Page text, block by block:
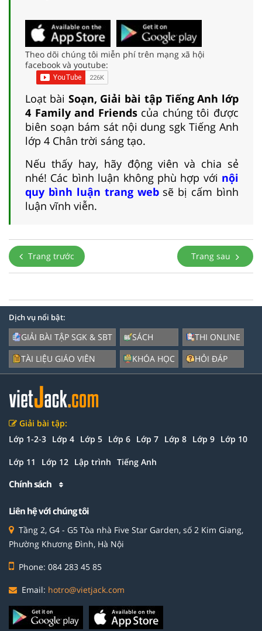
Theo dõi chúng tôi miễn phí trên mạng xã hội
facebook và youtube:
Loạt bài Soạn, Giải bài tập Tiếng Anh lớp
4 Family and Friendscủa chúng tôi được
biên soạn bám sát nội dung sgk Tiếng Anh
lớp 4 Chân trời sáng tạo.
Nếu thấy hay, hãy động viên và chia sẻ
nhé! Các bình luận không phù hợp với nội
quy bình luận trang websẽ bị cấm bình
luận vĩnh viễn.
Trang trước Trang sau
Dịch vụ nổi bật:
GIẢI BÀI TẬP SGK & SBT
TÀI LIỆU GIÁO VIÊN
SÁCH
KHÓA HỌC
THI ONLINE
HỎI ĐÁP
Giải bài tập:
Lớp 1-2-3 Lớp 4 Lớp 5 Lớp 6 Lớp 7 Lớp 8 Lớp 9 Lớp 10
Lớp 11 Lớp 12 Lập trình Tiếng Anh
Chính sách
Liên hệ với chúng tôi
Tầng 2, G4 - G5 Tòa nhà Five Star Garden, số 2 Kim Giang,
Phường Khương Đình, Hà Nội
Phone: 084 283 45 85
Email: hotro@vietjack.com